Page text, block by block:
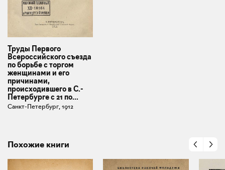
Труды Первого
Всероссийского съезда
по борьбе с торгом
женщинами и его
причинами,
происходившего в С.-
Петербурге с 21 по...
Санкт-Петербург, 1912
Похожие книги